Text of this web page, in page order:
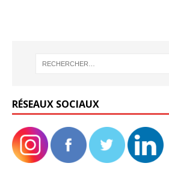
RÉSEAUX SOCIAUX